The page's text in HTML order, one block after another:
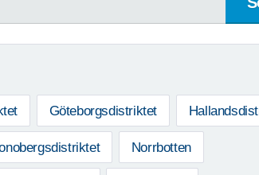
Göteborgsdistriktet
Norrbotten